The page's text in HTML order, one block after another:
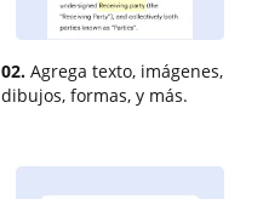
02. Agrega texto, imágenes,
dibujos, formas, y más.